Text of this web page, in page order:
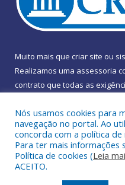
Muito mais que criar site ou
Realizamos uma assessoria
contrato que todas as
Conheça oPNTPe oRadar da
Nós usamos cookies para
navegação no portal. Ao
concorda com a política
Para ter mais informações
Política de cookies (Leia
ACEITO.